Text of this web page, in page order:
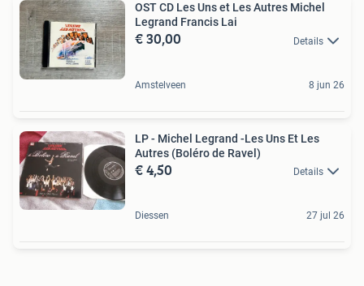
OST CD Les Uns et Les Autres Michel
Legrand Francis Lai
€ 30,00 Details
Amstelveen 8 jun 26
LP - Michel Legrand -Les Uns Et Les
Autres (Boléro de Ravel)
€ 4,50 Details
Diessen 27 jul 26